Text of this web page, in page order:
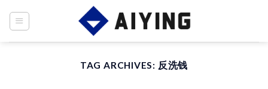
TAG ARCHIVES: 反洗钱